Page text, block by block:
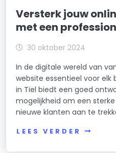
Versterk jouw
met een
30 oktober 2024
In de digitale wereld van
website essentieel voor elk
in Tiel biedt een goed
mogelijkheid om een
nieuwe klanten aan te
LEES VERDER